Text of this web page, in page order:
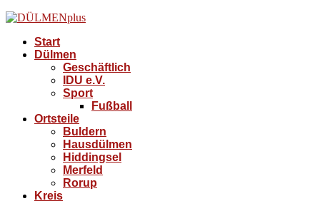
Start
Dülmen
Geschäftlich
IDU e.V.
Sport
Fußball
Ortsteile
Buldern
Hausdülmen
Hiddingsel
Merfeld
Rorup
Kreis